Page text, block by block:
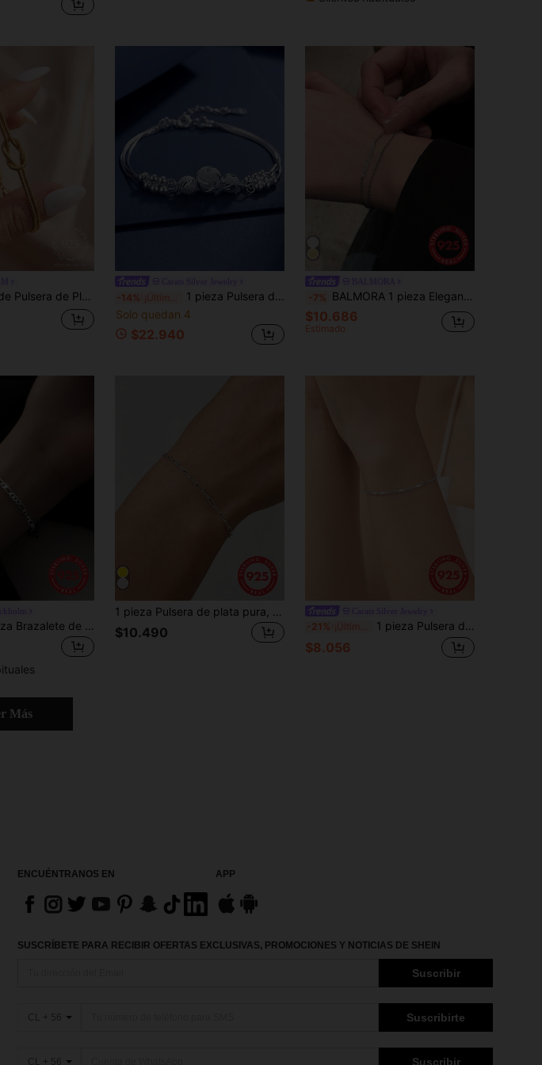
de Hueso de Serpiente Elegante, Hermoso, Simple y de Moda, Ideal para Noches de Citas de Mujeres -14%
1 pieza Pulsera de cuentas de plata de ley S925 de Tres Vidas Tres Mundos, pulsera minimalista de lujo de mujer con cuentas redondas multicapa y diseño auspicioso como accesorio y regalo
Solo quedan 4
$22.940
-7% BALMORA 1 pieza Elegante y lujoso brazalete de doble capa de plata de ley S925 con circonita, regalo elegante para mujeres, fiestas y amigos
$10.686
Estimado
ELSEDES 1 pieza Brazalete de cadena geométrica de plata de ley S925 hecho a mano, de moda y elegante, adecuado para uso diario, oficina y eventos de las mujeres
1 pieza Pulsera de plata pura, diseño de , joyería de lujo minimalista pequeña y delicada
$10.490 -21% ¡Últimos 3 días 1 pieza Pulsera de plata de ley S925 con diseño rectangular minimalista para mujeres, estilo frío de nicho Ins, elegante y de moda, cadena fina adecuada para uso individual o en capas, versátil para ir al trabajo y uso diario
$8.056
Más
ENCUÉNTRANOS EN APP
SUSCRÍBETE PARA RECIBIR OFERTAS EXCLUSIVAS, PROMOCIONES Y NOTICIAS DE SHEIN
Suscribir
CL + 56 Suscribirte
CL + 56 Suscribir